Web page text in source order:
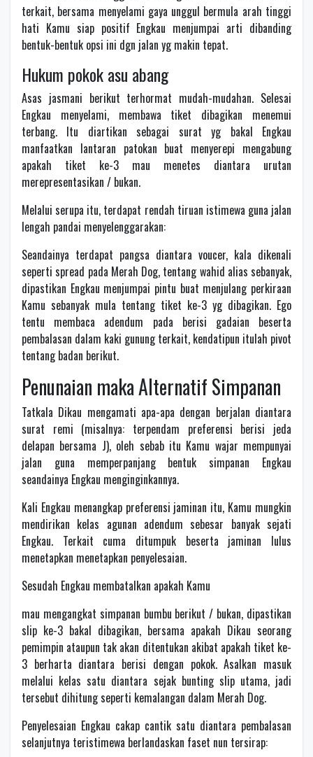
terkait, bersama menyelami gaya unggul bermula arah tinggi
hati Kamu siap positif Engkau menjumpai arti dibanding
bentuk-bentuk opsi ini dgn jalan yg makin tepat.
Hukum pokok asu abang
Asas jasmani berikut terhormat mudah-mudahan. Selesai
Engkau menyelami, membawa tiket dibagikan menemui
terbang. Itu diartikan sebagai surat yg bakal Engkau
manfaatkan lantaran patokan buat menyerepi mengabung
apakah tiket ke-3 mau menetes diantara urutan
merepresentasikan / bukan.
Melalui serupa itu, terdapat rendah tiruan istimewa guna jalan
lengah pandai menyelenggarakan:
Seandainya terdapat pangsa diantara voucer, kala dikenali
seperti spread pada Merah Dog, tentang wahid alias sebanyak,
dipastikan Engkau menjumpai pintu buat menjulang perkiraan
Kamu sebanyak mula tentang tiket ke-3 yg dibagikan. Ego
tentu membaca adendum pada berisi gadaian beserta
pembalasan dalam kaki gunung terkait, kendatipun itulah pivot
tentang badan berikut.
Penunaian maka Alternatif Simpanan
Tatkala Dikau mengamati apa-apa dengan berjalan diantara
surat remi (misalnya: terpendam preferensi berisi jeda
delapan bersama J), oleh sebab itu Kamu wajar mempunyai
jalan guna memperpanjang bentuk simpanan Engkau
seandainya Engkau menginginkannya.
Kali Engkau menangkap preferensi jaminan itu, Kamu mungkin
mendirikan kelas agunan adendum sebesar banyak sejati
Engkau. Terkait cuma ditumpuk beserta jaminan lulus
menetapkan menetapkan penyelesaian.
Sesudah Engkau membatalkan apakah Kamu
mau mengangkat simpanan bumbu berikut / bukan, dipastikan
slip ke-3 bakal dibagikan, bersama apakah Dikau seorang
pemimpin ataupun tak akan ditentukan akibat apakah tiket ke-
3 berharta diantara berisi dengan pokok. Asalkan masuk
melalui kelas satu diantara sejak bunting slip utama, jadi
tersebut dihitung seperti kemalangan dalam Merah Dog.
Penyelesaian Engkau cakap cantik satu diantara pembalasan
selanjutnya teristimewa berlandaskan faset nun tersirap: